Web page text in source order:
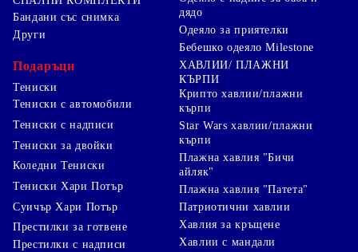
Бандани със снимка
Други
Подаръци
Тениски
Тениски с автомобили
Тениски с надписи
Тениски за двойки
Коледни Тениски
Тениски Хари Потър
Суичър Хари Потър
Престилки за готвене
Престилки с надписи
дядо
Одеяло за приятелки
Бебешко одеяло Milestone
ХАВЛИИ/ ПЛАЖНИ
КЪРПИ
Крипто хавлии/плажни
кърпи
Star Wars хавлии/плажни
кърпи
Плажна хавлия "Бичи
айляк"
Плажна хавлия "Патета"
Патриотични хавлии
Хавлия за кръщене
Хавлии с мандали